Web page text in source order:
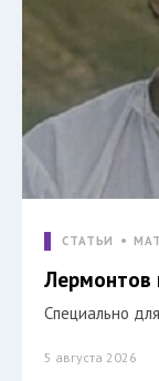
СТАТЬИ
Лермонтов
Специально
5 августа 2026